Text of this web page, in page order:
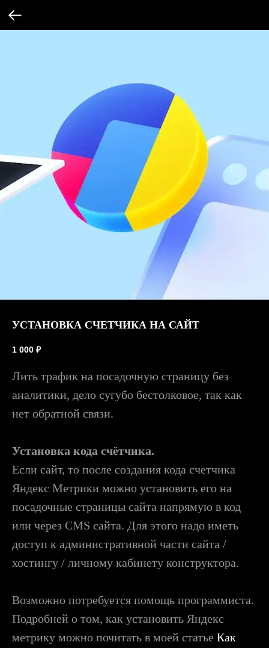
УСТАНОВКА СЧЕТЧИКА НА САЙТ
1 000 ₽
Лить трафик на посадочную страницу без
аналитики, дело сугубо бестолковое, так как
нет обратной связи.
Установка кода счётчика.
Если сайт, то после создания кода счетчика
Яндекс Метрики можно установить его на
посадочные страницы сайта напрямую в код
или через CMS сайта. Для этого надо иметь
доступ к административной части сайта /
хостингу / личному кабинету конструктора.
Возможно потребуется помощь программиста.
Подробней о том, как установить Яндекс
метрику можно почитать в моей статье Как